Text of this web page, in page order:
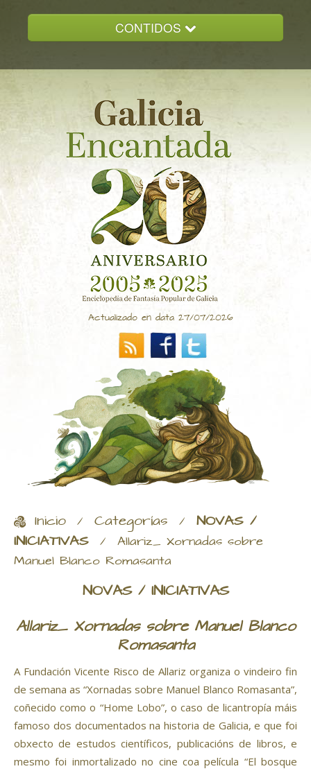
CONTIDOS
GALICIA ENCANTADA
DOCUMENTACION
NOVAS
CONTACTO
Actualizado en data 27/07/2026
Inicio / Categorías / NOVAS /
INICIATIVAS / Allariz_ Xornadas sobre
Manuel Blanco Romasanta
NOVAS / INICIATIVAS
Allariz_ Xornadas sobre Manuel Blanco
Romasanta
A Fundación Vicente Risco de Allariz organiza o vindeiro fin
de semana as “Xornadas sobre Manuel Blanco Romasanta”,
coñecido como o “Home Lobo”, o caso de licantropía máis
famoso dos documentados na historia de Galicia, e que foi
obxecto de estudos científicos, publicacións de libros, e
mesmo foi inmortalizado no cine coa película “El bosque